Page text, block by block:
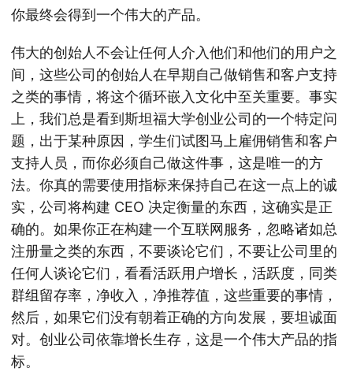
你最终会得到一个伟大的产品。
伟大的创始人不会让任何人介入他们和他们的用户之
间，这些公司的创始人在早期自己做销售和客户支持
之类的事情，将这个循环嵌入文化中至关重要。事实
上，我们总是看到斯坦福大学创业公司的一个特定问
题，出于某种原因，学生们试图马上雇佣销售和客户
支持人员，而你必须自己做这件事，这是唯一的方
法。你真的需要使用指标来保持自己在这一点上的诚
实，公司将构建 CEO 决定衡量的东西，这确实是正
确的。如果你正在构建一个互联网服务，忽略诸如总
注册量之类的东西，不要谈论它们，不要让公司里的
任何人谈论它们，看看活跃用户增长，活跃度，同类
群组留存率，净收入，净推荐值，这些重要的事情，
然后，如果它们没有朝着正确的方向发展，要坦诚面
对。创业公司依靠增长生存，这是一个伟大产品的指
标。